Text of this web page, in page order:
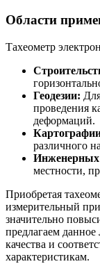
Области
Тахеометр
Геодезии:
проведения
деформаций.
различного
Инженерных
местности,
Приобретая
измерительный
значительно
предлагаем данное
качества и
характеристикам.